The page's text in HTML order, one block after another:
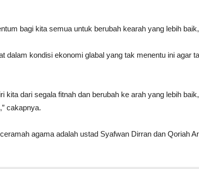
bagi kita semua untuk berubah kearah yang lebih
dalam kondisi ekonomi glabal yang tak menentu ini agar
kita dari segala fitnah dan berubah ke arah yang lebih
cakapnya.
agama adalah ustad Syafwan Dirran dan Qoriah